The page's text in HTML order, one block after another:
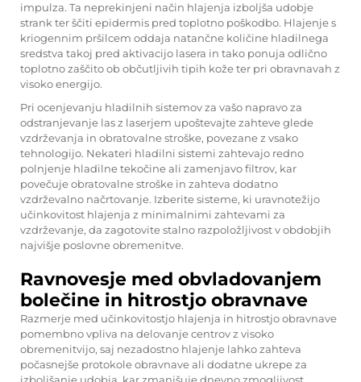
impulza. Ta neprekinjeni način hlajenja izboljša udobje
strank ter ščiti epidermis pred toplotno poškodbo. Hlajenje s
kriogennim pršilcem oddaja natančne količine hladilnega
sredstva takoj pred aktivacijo lasera in tako ponuja odlično
toplotno zaščito ob občutljivih tipih kože ter pri obravnavah z
visoko energijo.
Pri ocenjevanju hladilnih sistemov za vašo napravo za
odstranjevanje las z laserjem upoštevajte zahteve glede
vzdrževanja in obratovalne stroške, povezane z vsako
tehnologijo. Nekateri hladilni sistemi zahtevajo redno
polnjenje hladilne tekočine ali zamenjavo filtrov, kar
povečuje obratovalne stroške in zahteva dodatno
vzdrževalno načrtovanje. Izberite sisteme, ki uravnotežijo
učinkovitost hlajenja z minimalnimi zahtevami za
vzdrževanje, da zagotovite stalno razpoložljivost v obdobjih
najvišje poslovne obremenitve.
Ravnovesje med obvladovanjem
bolečine in hitrostjo obravnave
Razmerje med učinkovitostjo hlajenja in hitrostjo obravnave
pomembno vpliva na delovanje centrov z visoko
obremenitvijo, saj nezadostno hlajenje lahko zahteva
počasnejše protokole obravnave ali dodatne ukrepe za